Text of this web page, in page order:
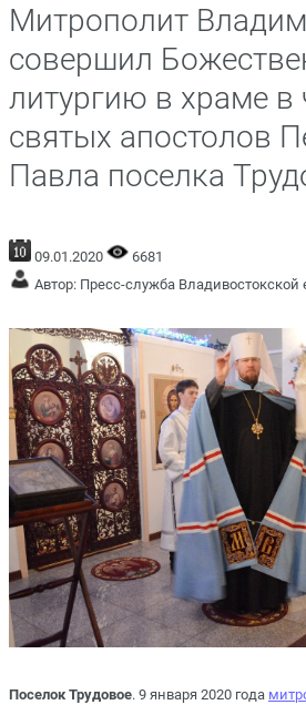
Митрополит
совершил
литургию в храме в
святых апостолов
Павла поселка
09.01.2020
6681
Автор: Пресс-служба Владивостокской
Поселок Трудовое. 9 января 2020 года